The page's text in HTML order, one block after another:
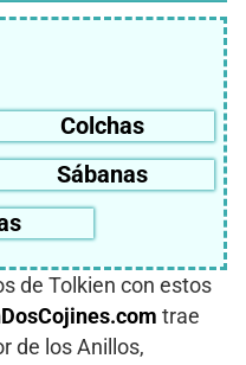
Colchas
Sábanas
de Tolkien con estos
trae
de los Anillos,